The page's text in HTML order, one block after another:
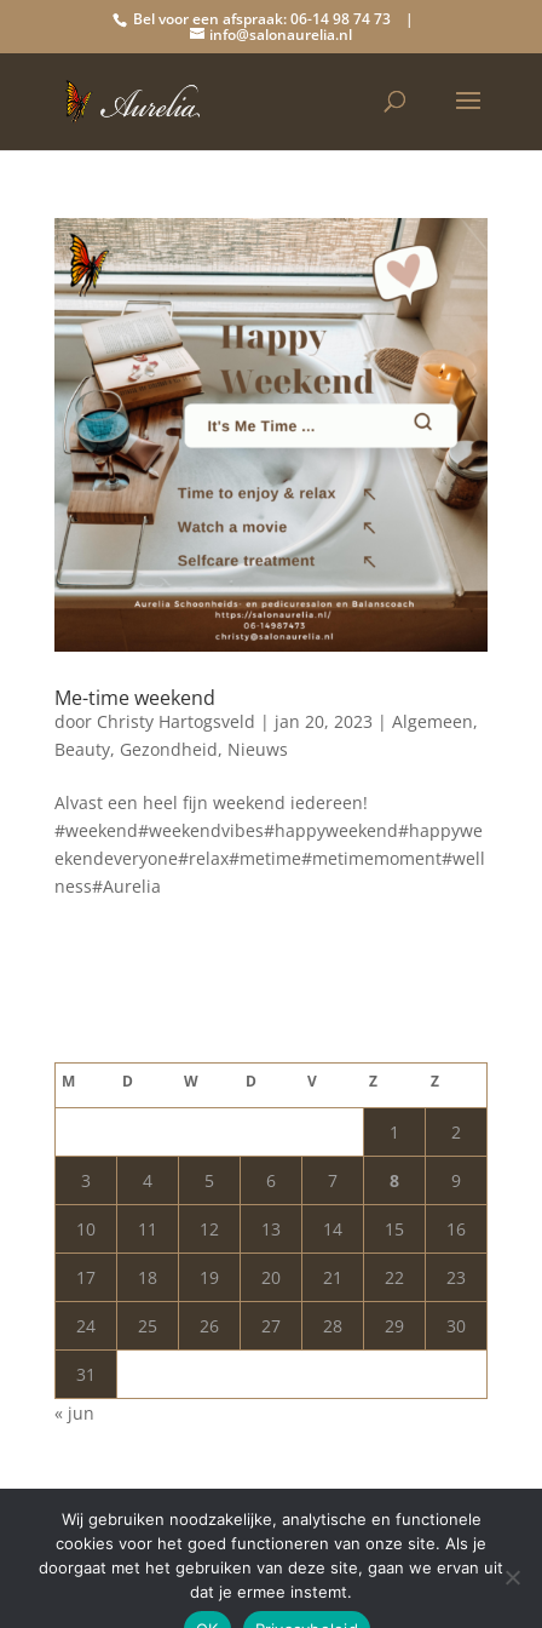
Bel voor een afspraak: 06-14 98 74 73 |
info@salonaurelia.nl
Me-time weekend
door Christy Hartogsveld | jan 20, 2023 | Algemeen,
Beauty, Gezondheid, Nieuws
Alvast een heel fijn weekend iedereen!
#weekend#weekendvibes#happyweekend#happywe
ekendeveryone#relax#metime#metimemoment#well
ness#Aurelia
M D W D V Z Z
1 2
3 4 5 6 7 8 9
10 11 12 13 14 15 16
17 18 19 20 21 22 23
24 25 26 27 28 29 30
31
« jun
Copyright © 2024 Aurelia Schoonheidssalon | All
Wij gebruiken noodzakelijke, analytische en functionele
cookies voor het goed functioneren van onze site. Als je
doorgaat met het gebruiken van deze site, gaan we ervan uit
dat je ermee instemt.